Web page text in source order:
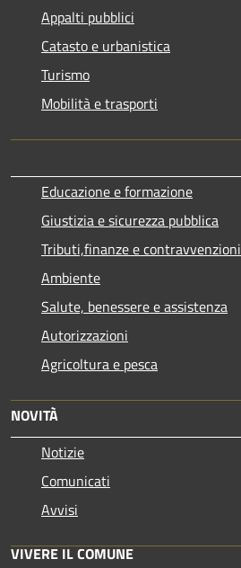
Appalti pubblici
Catasto e urbanistica
Turismo
Mobilità e trasporti
Educazione e formazione
Giustizia e sicurezza pubblica
Tributi,finanze e contravvenzioni
Ambiente
Salute, benessere e assistenza
Autorizzazioni
Agricoltura e pesca
NOVITÀ
Notizie
Comunicati
Avvisi
VIVERE IL COMUNE